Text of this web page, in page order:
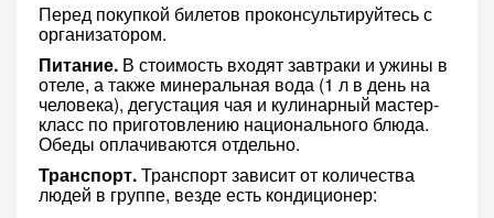
Перед покупкой билетов проконсультируйтесь с
организатором.
Питание. В стоимость входят завтраки и ужины в
отеле, а также минеральная вода (1 л в день на
человека), дегустация чая и кулинарный мастер-
класс по приготовлению национального блюда.
Обеды оплачиваются отдельно.
Транспорт.Транспорт зависит от количества
людей в группе, везде есть кондиционер: